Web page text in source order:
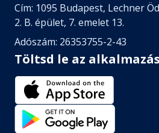
Cím: 1095 Budapest, Lechner
2. B. épület, 7. emelet 13.
Adószám: 26353755-2-43
Töltsd le az